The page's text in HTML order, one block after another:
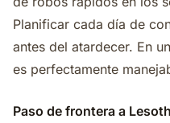
Planificar cada día de
antes del atardecer. En
es perfectamente
Paso de frontera a